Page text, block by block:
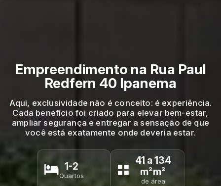
Empreendimento na Rua Paul
Redfern 40 Ipanema
Aqui, exclusividade não é conceito: é experiência.
Cada benefício foi criado para elevar bem-estar,
ampliar segurança e entregar a sensação de que
você está exatamente onde deveria estar.
1-2
Quartos
41 a 134
m²m²
de área